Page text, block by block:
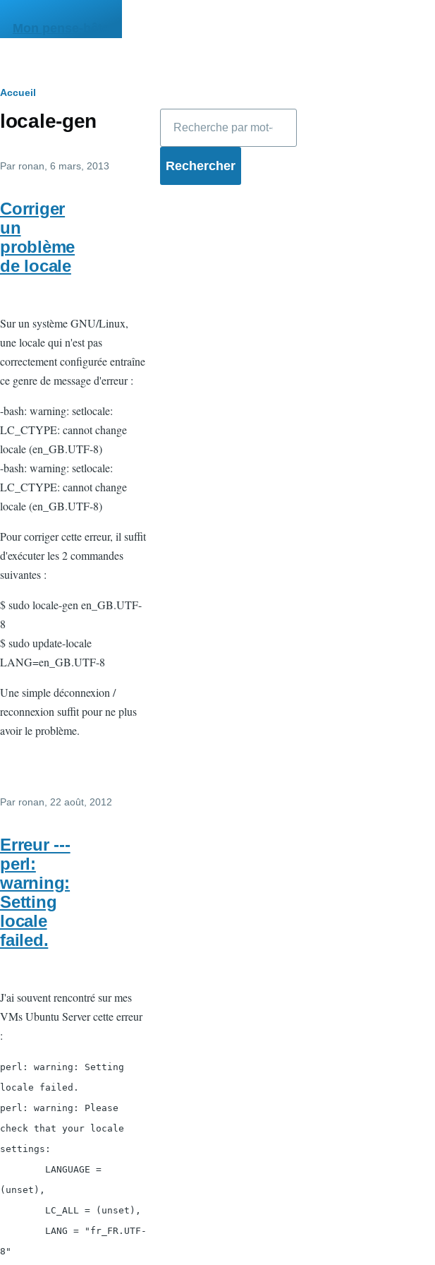
Mon pense-bête
Fil
d'Ariane
Accueil
locale-gen
Par ronan , 6 mars, 2013
Corriger
un
problème
de locale
Sur un système GNU/Linux,
une locale qui n'est pas
correctement configurée entraîne
ce genre de message d'erreur :
-bash: warning: setlocale:
LC_CTYPE: cannot change
locale (en_GB.UTF-8)
-bash: warning: setlocale:
LC_CTYPE: cannot change
locale (en_GB.UTF-8)
Pour corriger cette erreur, il suffit
d'exécuter les 2 commandes
suivantes :
$ sudo locale-gen en_GB.UTF-
8
$ sudo update-locale
LANG=en_GB.UTF-8
Une simple déconnexion /
reconnexion suffit pour ne plus
avoir le problème.
Par ronan , 22 août, 2012
Erreur ---
perl:
warning:
Setting
locale
failed.
J'ai souvent rencontré sur mes
VMs Ubuntu Server cette erreur
:
perl: warning: Setting
locale failed.
perl: warning: Please
check that your locale
settings:
LANGUAGE =
(unset),
LC_ALL = (unset),
LANG = "fr_FR.UTF-
8"